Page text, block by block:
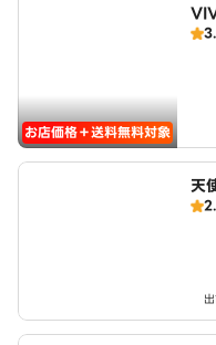
お店価格＋送料無料対象
井
天